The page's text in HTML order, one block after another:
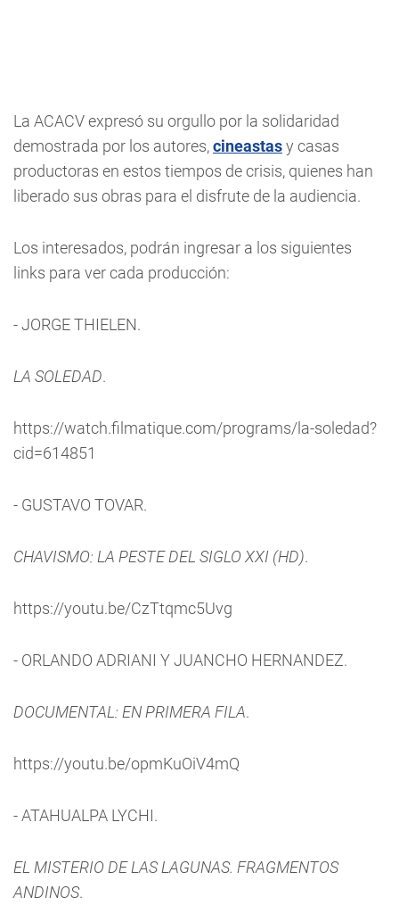
La ACACV expresó su orgullo por la solidaridad
demostrada por los autores,cineastasy casas
productoras en estos tiempos de crisis, quienes han
liberado sus obras para el disfrute de la audiencia.
Los interesados, podrán ingresar a los siguientes
links para ver cada producción:
- JORGE THIELEN.
LA SOLEDAD.
https://watch.filmatique.com/programs/la-soledad?
cid=614851
- GUSTAVO TOVAR.
CHAVISMO: LA PESTE DEL SIGLO XXI (HD).
https://youtu.be/CzTtqmc5Uvg
- ORLANDO ADRIANI Y JUANCHO HERNANDEZ.
DOCUMENTAL: EN PRIMERA FILA.
https://youtu.be/opmKuOiV4mQ
- ATAHUALPA LYCHI.
EL MISTERIO DE LAS LAGUNAS. FRAGMENTOS
ANDINOS.